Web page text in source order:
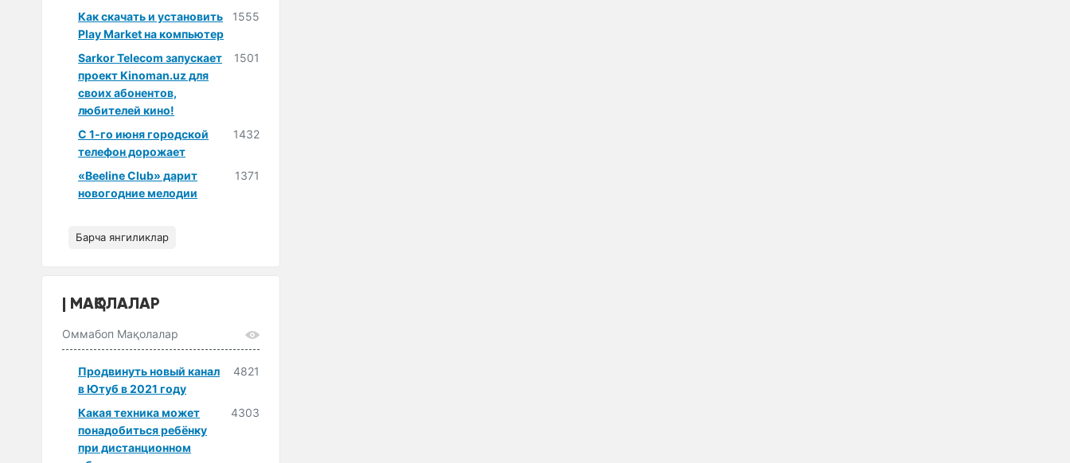
Как скачать и установить
Play Market на компьютер
1555
Sarkor Telecom запускает
проект Kinoman.uz для
своих абонентов,
любителей кино!
1501
С 1-го июня городской
телефон дорожает
1432
«Beeline Club» дарит
новогодние мелодии
1371
Барча янгиликлар
МАҚОЛАЛАР
Оммабоп Мақолалар
Продвинуть новый канал
в Ютуб в 2021 году
4821
Какая техника может
понадобиться ребёнку
при дистанционном
4303